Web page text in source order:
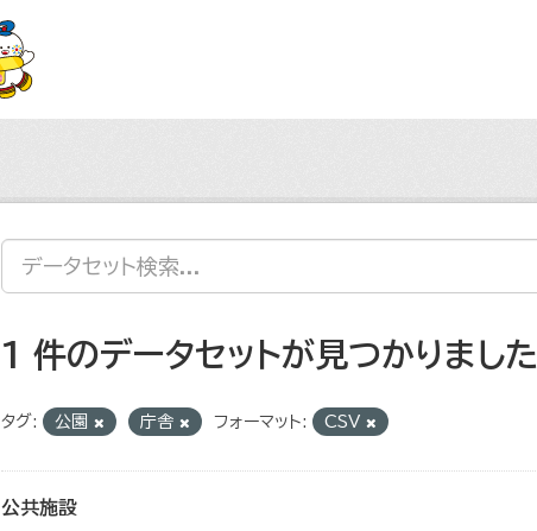
1 件のデータセットが見つかりました
タグ: 公園 庁舎 フォーマット: CSV
公共施設